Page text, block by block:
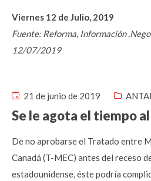
Viernes 12 de Julio, 2019
Fuente: Reforma, Información
12/07/2019
21 de junio de 2019
Se le agota el tiempo
De no aprobarse el Tratado entre
Canadá (T-MEC) antes del receso
estadounidense, éste podría